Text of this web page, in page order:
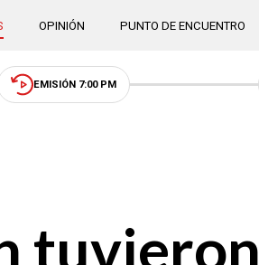
OPINIÓN PUNTO DE ENCUENTRO
EMISIÓN 7:00 PM
tuvieron